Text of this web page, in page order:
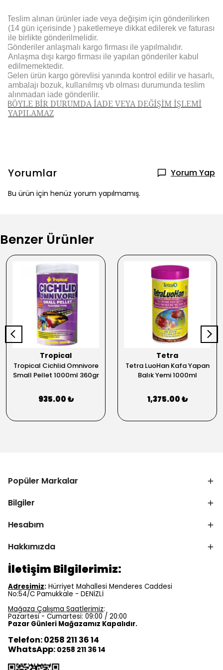
Teslim alınan ürünler iade veya değişim için gönderilirken
(14 gün içerisinde ) paketlemeye dikkat edilerek ve faturası
ile birlikte gönderilmelidir.
Gönderiler anlaşmalı kargo firması ile yapılmalıdır.
Anlaşma dışı kargo firması ile yapılan gönderiler kabul
edilmemektedir.
Gelen ürün kargo görevlisi yanında kontrol edilir ve hasarlı,
ambalajı bozuk, kullanılmış vb olması durumunda teslim
alınmadan iade gönderilir.
BÖYLE BİR DURUMDA İADE VEYA DEĞİŞİM İŞLEMİ
YAPILAMAZ
Yorumlar Yorum Yap
Bu ürün için henüz yorum yapılmamış.
Benzer Ürünler
Tropical
Tropical Cichlid Omnivore
Small Pellet 1000ml 360gr
935.00 ₺
Tetra
Tetra LuoHan Kafa Yapan
Balık Yemi 1000ml
1,375.00 ₺
Popüler Markalar
Bilgiler
Hesabım
Hakkımızda
İletişim Bilgilerimiz:
Adresimiz: Hürriyet Mahallesi Menderes Caddesi
No:54/C Pamukkale - DENİZLİ
Mağaza Çalışma Saatlerimiz:
Pazartesi - Cumartesi: 09:00 / 20:00
Pazar Günleri Mağazamız Kapalıdır.
Telefon: 0258 211 36 14
WhatsApp: 0258 211 36 14